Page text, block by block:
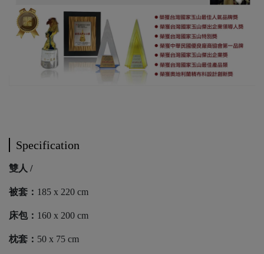
Specification
雙人 /
被套： 185 x 220 cm
床包： 160 x 200 cm
枕套： 50 x 75 cm